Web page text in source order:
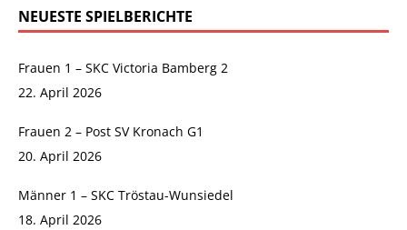
NEUESTE SPIELBERICHTE
Frauen 1 – SKC Victoria Bamberg 2
22. April 2026
Frauen 2 – Post SV Kronach G1
20. April 2026
Männer 1 – SKC Tröstau-Wunsiedel
18. April 2026